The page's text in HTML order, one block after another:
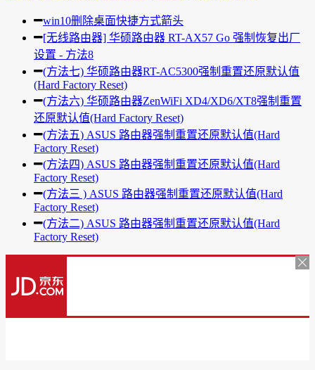
win10删除桌面快捷方式箭头
[无线路由器] 华硕路由器 RT-AX57 Go 强制恢复出厂
设置 - 方法8
(方法七) 华硕路由器RT-AC5300强制重置还原默认值
(Hard Factory Reset)
(方法六) 华硕路由器ZenWiFi XD4/XD6/XT8强制重置
还原默认值(Hard Factory Reset)
(方法五) ASUS 路由器强制重置还原默认值(Hard
Factory Reset)
(方法四) ASUS 路由器强制重置还原默认值(Hard
Factory Reset)
(方法三 ) ASUS 路由器强制重置还原默认值(Hard
Factory Reset)
(方法二) ASUS 路由器强制重置还原默认值(Hard
Factory Reset)